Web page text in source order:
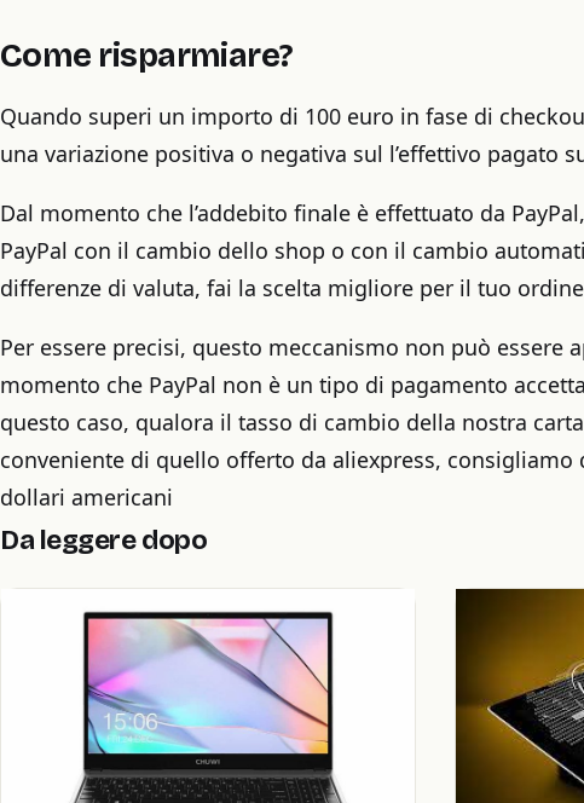
Come risparmiare?
Quando superi un importo di 100 euro in fase di
una variazione positiva o negativa sul l’effettivo pagato
Dal momento che l’addebito finale è effettuato da
PayPal con il cambio dello shop o con il cambio
differenze di valuta, fai la scelta migliore per il tuo
Per essere precisi, questo meccanismo non può essere
momento che PayPal non è un tipo di pagamento
questo caso, qualora il tasso di cambio della nostra
conveniente di quello offerto da aliexpress,
dollari americani
Da leggere dopo